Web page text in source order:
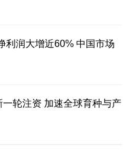
利润大增近60% 中国市场
一轮注资 加速全球育种与产